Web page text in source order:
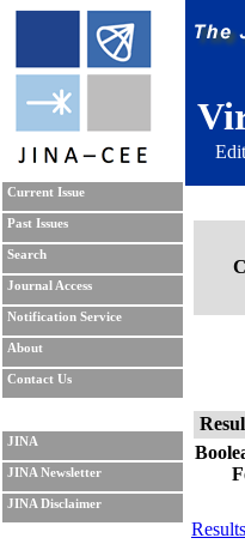
Current Issue
Past Issues
Search
Journal Access
Notification Service
About
Contact Us
JINA
JINA Newsletter
JINA Disclaimer